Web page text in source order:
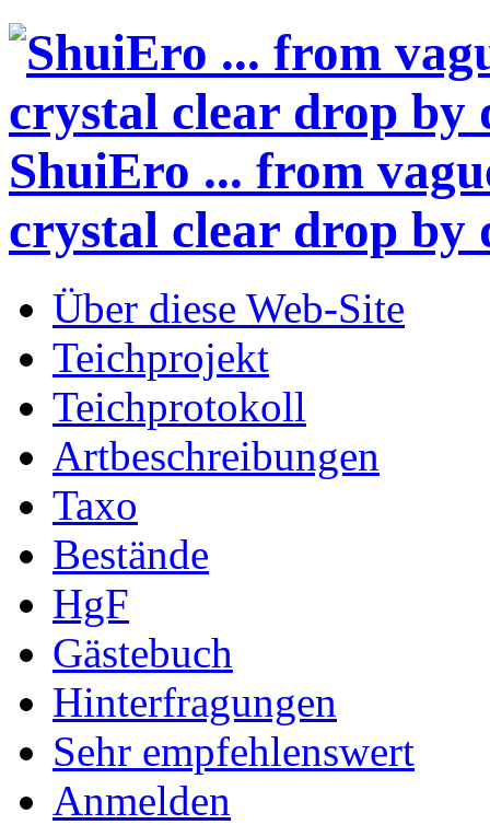
ShuiEro ... from
crystal clear drop by
Über diese Web-Site
Teichprojekt
Teichprotokoll
Artbeschreibungen
Taxo
Bestände
HgF
Gästebuch
Hinterfragungen
Sehr empfehlenswert
Anmelden